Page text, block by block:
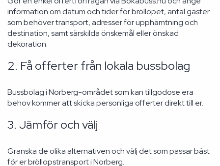
information om datum och tider för bröllopet, antal gäster
som behöver transport, adresser för upphämtning och
destination, samt särskilda önskemål eller önskad
dekoration.
2. Få offerter från lokala bussbolag
Bussbolag i Norberg-området som kan tillgodose era
behov kommer att skicka personliga offerter direkt till er.
3. Jämför och välj
Granska de olika alternativen och välj det som passar bäst
för er bröllopstransport i Norberg.